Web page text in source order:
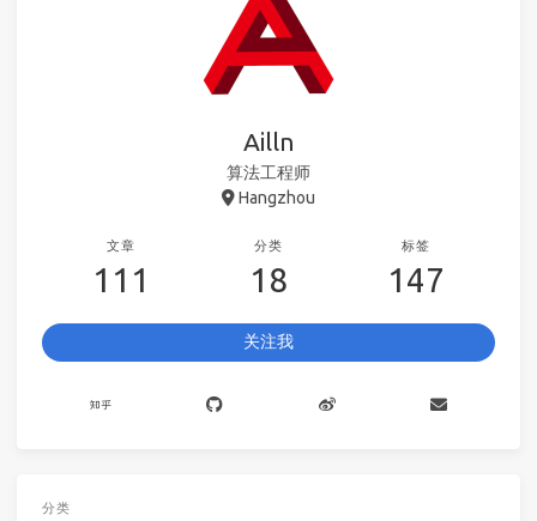
Ailln
算法工程师
Hangzhou
文章
111
分类
18
标签
147
关注我
分类